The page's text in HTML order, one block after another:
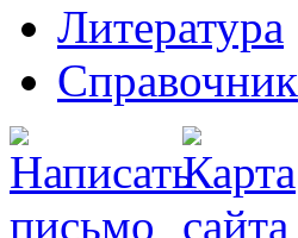
Литература
Справочник